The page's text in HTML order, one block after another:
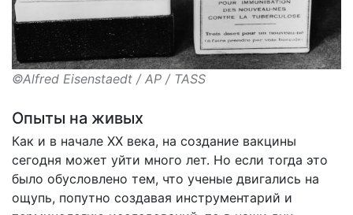
©Alfred Eisenstaedt / AP / TASS
Опыты на живых
Как и в начале XX века, на создание вакцины
сегодня может уйти много лет. Но если тогда это
было обусловлено тем, что ученые двигались на
ощупь, попутно создавая инструментарий и